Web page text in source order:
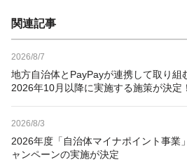
関連記事
2026/8/7
地方自治体とPayPayが連携して取り組
2026年10月以降に実施する施策が決定！
2026/8/3
2026年度「自治体マイナポイント事業
ャンペーンの実施が決定